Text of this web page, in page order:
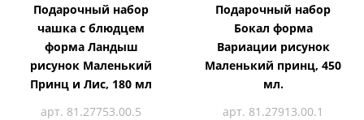
Подарочный набор
чашка с блюдцем
форма Ландыш
рисунок Маленький
Принц и Лис, 180 мл
арт. 81.27753.00.5
Подарочный набор
Бокал форма
Вариации рисунок
Маленький принц, 450
мл.
арт. 81.27913.00.1